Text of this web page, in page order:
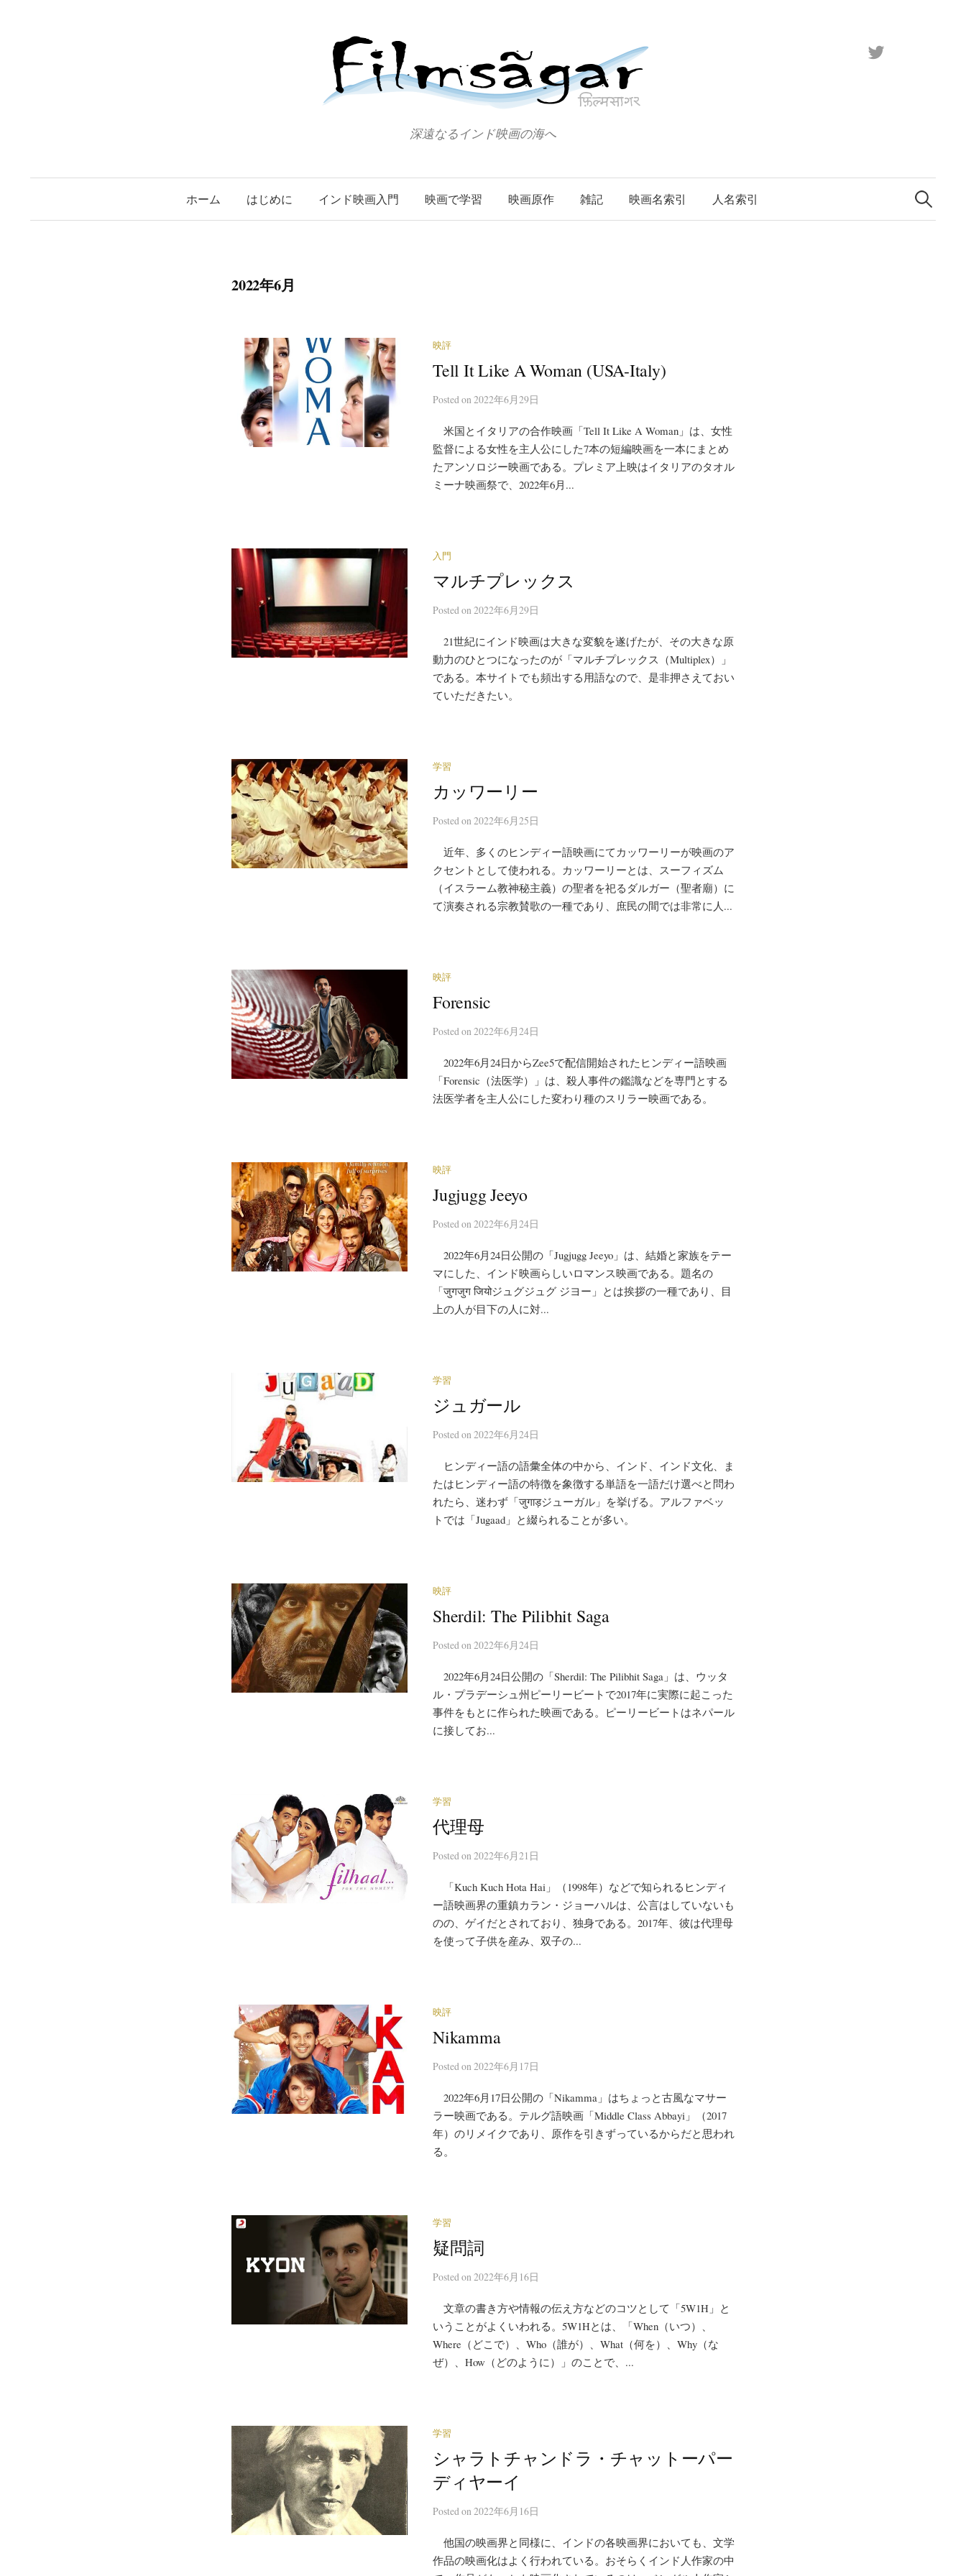
深遠なるインド映画の海へ
ホーム はじめに インド映画入門 映画で学習 映画原作 雑記 映画名索引 人名索引
検
索:
2022年6月
映評
Tell It Like A Woman (USA-Italy)
Postedon 2022年6月29日
米国とイタリアの合作映画「Tell It Like A Woman」は、女性
監督による女性を主人公にした7本の短編映画を一本にまとめ
たアンソロジー映画である。プレミア上映はイタリアのタオル
ミーナ映画祭で、2022年6月...
入門
マルチプレックス
Postedon 2022年6月29日
21世紀にインド映画は大きな変貌を遂げたが、その大きな原
動力のひとつになったのが「マルチプレックス（Multiplex）」
である。本サイトでも頻出する用語なので、是非押さえておい
ていただきたい。
学習
カッワーリー
Postedon 2022年6月25日
近年、多くのヒンディー語映画にてカッワーリーが映画のア
クセントとして使われる。カッワーリーとは、スーフィズム
（イスラーム教神秘主義）の聖者を祀るダルガー（聖者廟）に
て演奏される宗教賛歌の一種であり、庶民の間では非常に人...
映評
Forensic
Postedon 2022年6月24日
2022年6月24日からZee5で配信開始されたヒンディー語映画
「Forensic（法医学）」は、殺人事件の鑑識などを専門とする
法医学者を主人公にした変わり種のスリラー映画である。
映評
Jugjugg Jeeyo
Postedon 2022年6月24日
2022年6月24日公開の「Jugjugg Jeeyo」は、結婚と家族をテー
マにした、インド映画らしいロマンス映画である。題名の
「जुगजुग जियोジュグジュグ ジヨー」とは挨拶の一種であり、目
上の人が目下の人に対...
学習
ジュガール
Postedon 2022年6月24日
ヒンディー語の語彙全体の中から、インド、インド文化、ま
たはヒンディー語の特徴を象徴する単語を一語だけ選べと問わ
れたら、迷わず「जुगाड़ジューガル」を挙げる。アルファベッ
トでは「Jugaad」と綴られることが多い。
映評
Sherdil: The Pilibhit Saga
Postedon 2022年6月24日
2022年6月24日公開の「Sherdil: The Pilibhit Saga」は、ウッタ
ル・プラデーシュ州ピーリービートで2017年に実際に起こった
事件をもとに作られた映画である。ピーリービートはネパール
に接してお...
学習
代理母
Postedon 2022年6月21日
「Kuch Kuch Hota Hai」（1998年）などで知られるヒンディ
ー語映画界の重鎮カラン・ジョーハルは、公言はしていないも
のの、ゲイだとされており、独身である。2017年、彼は代理母
を使って子供を産み、双子の...
映評
Nikamma
Postedon 2022年6月17日
2022年6月17日公開の「Nikamma」はちょっと古風なマサー
ラー映画である。テルグ語映画「Middle Class Abbayi」（2017
年）のリメイクであり、原作を引きずっているからだと思われ
る。
学習
疑問詞
Postedon 2022年6月16日
文章の書き方や情報の伝え方などのコツとして「5W1H」と
いうことがよくいわれる。5W1Hとは、「When（いつ）、
Where（どこで）、Who（誰が）、What（何を）、Why（な
ぜ）、How（どのように）」のことで、...
学習
シャラトチャンドラ・チャットーパー
ディヤーイ
Postedon 2022年6月16日
他国の映画界と同様に、インドの各映画界においても、文学
作品の映画化はよく行われている。おそらくインド人作家の中